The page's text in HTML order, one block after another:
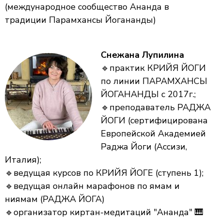
(международное сообщество Ананда в
традиции Парамхансы Йогананды)
Снежана Лупилина
🔹практик КРИЙЯ ЙОГИ
по линии ПАРАМХАНСЫ
ЙОГАНАНДЫ с 2017г.;
🔹преподаватель РАДЖА
ЙОГИ (сертифицирована
Европейской Академией
Раджа Йоги (Ассизи,
Италия);
🔹ведущая курсов по КРИЙЯ ЙОГЕ (ступень 1);
🔹ведущая онлайн марафонов по ямам и
ниямам (РАДЖА ЙОГА)
🔹организатор киртан-медитаций "Ананда" 🎹